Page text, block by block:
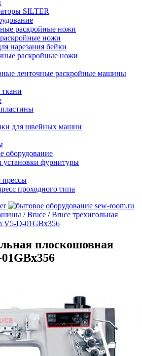
SILTER
раскройные ножи
ножи
нарезания бейки
раскройные ножи
ленточные раскройные машины
для швейных машин
оборудование
установки фурнитуры
проходного типа
/Bruce /Bruce трехигольная
V5-D-01GBx356
плоскошовная